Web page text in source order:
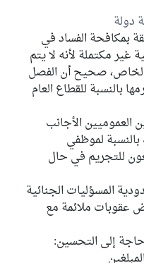
دولة
بمكافحة الفساد في
مكتملة لأنه لا يتم
صحيح أن الفصل
بالنسبة للقطاع العام
العموميين الأجانب
لموظفي
للتجريم في حال
المسؤليات الجنائية
عقوبات ملائمة مع
إلى التحسين: